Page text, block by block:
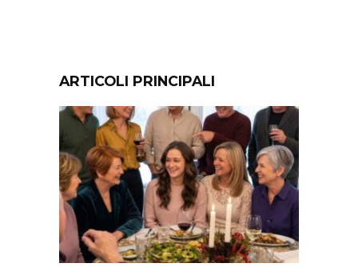
ARTICOLI PRINCIPALI